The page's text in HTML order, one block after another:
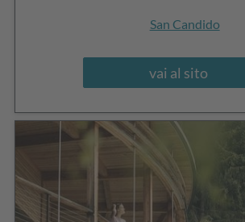
San Candido
vai al sito